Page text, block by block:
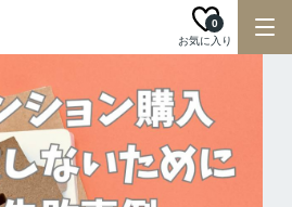
お気に入り
0